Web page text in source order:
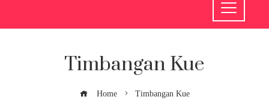
Timbangan Kue
Home Timbangan Kue